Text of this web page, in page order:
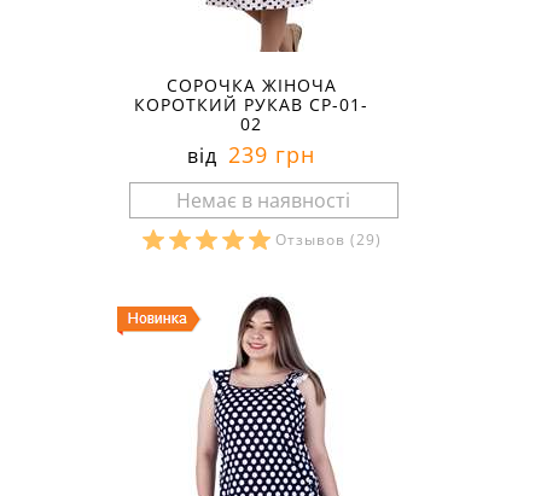
СОРОЧКА ЖІНОЧА
КОРОТКИЙ РУКАВ СР-01-
02
від 239 грн
Отзывов (29)